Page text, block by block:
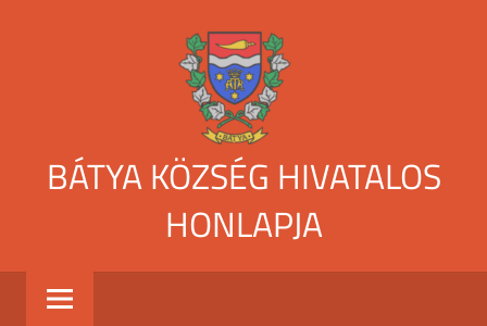
BÁTYA KÖZSÉG HIVATALOS
HONLAPJA